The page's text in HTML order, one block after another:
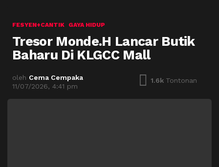
FESYEN+CANTIK GAYA HIDUP
Tresor Monde.H Lancar Butik
Baharu Di KLGCC Mall
oleh Cema Cempaka
11/07/2026, 4:41 pm
1.6k Tontonan